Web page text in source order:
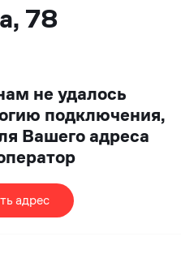
78
не удалось
подключения,
Вашего адреса
адрес